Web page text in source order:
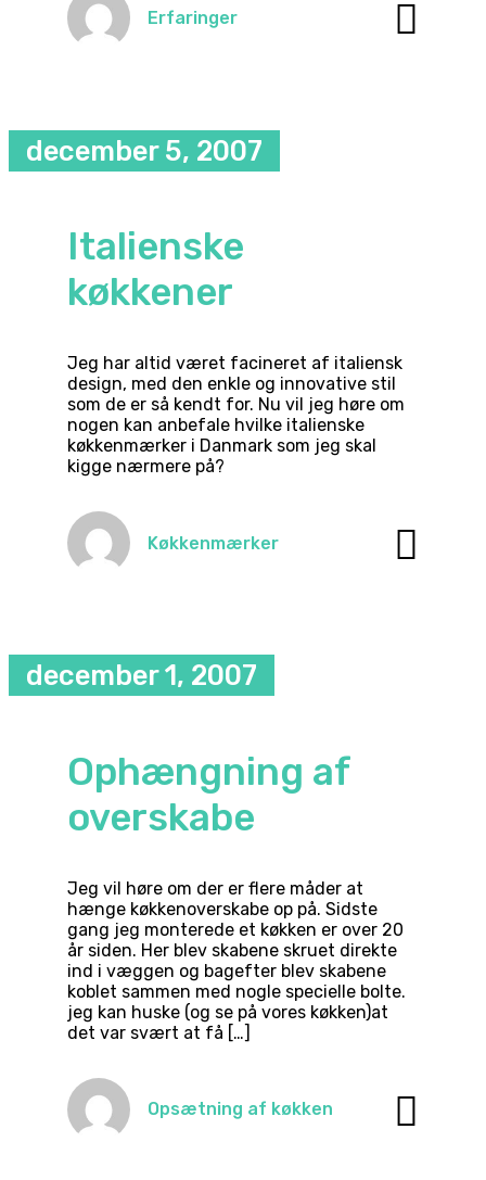
Erfaringer
december 5, 2007
Italienske
køkkener
Jeg har altid været facineret af italiensk
design, med den enkle og innovative stil
som de er så kendt for. Nu vil jeg høre om
nogen kan anbefale hvilke italienske
køkkenmærker i Danmark som jeg skal
kigge nærmere på?
Køkkenmærker
december 1, 2007
Ophængning af
overskabe
Jeg vil høre om der er flere måder at
hænge køkkenoverskabe op på. Sidste
gang jeg monterede et køkken er over 20
år siden. Her blev skabene skruet direkte
ind i væggen og bagefter blev skabene
koblet sammen med nogle specielle bolte.
jeg kan huske (og se på vores køkken)at
det var svært at få […]
Opsætning af køkken